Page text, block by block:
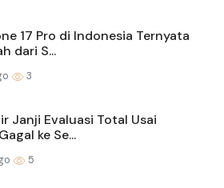
17 Pro di Indonesia Ternyata
dari S...
3
Janji Evaluasi Total Usai
ke Se...
5